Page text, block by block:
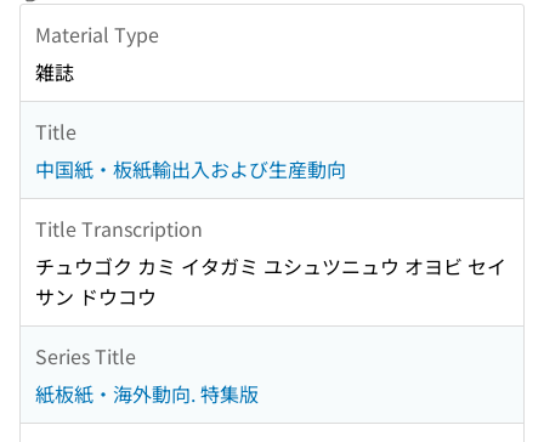
Material Type
雑誌
Title
中国紙・板紙輸出入および生産動向
Title Transcription
チュウゴク カミ イタガミ ユシュツニュウ オヨビ セイ
サン ドウコウ
Series Title
紙板紙・海外動向. 特集版